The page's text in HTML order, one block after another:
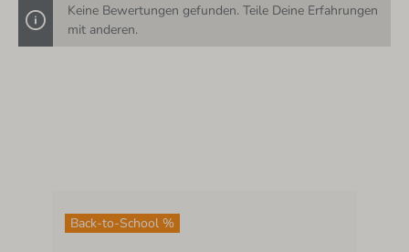
Keine Bewertungen gefunden. Teile Deine Erfahrungen
mit anderen.
Back-to-School %